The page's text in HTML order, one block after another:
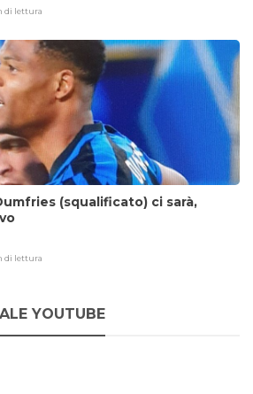
di lettura
(squalificato) ci sarà,
di lettura
YOUTUBE